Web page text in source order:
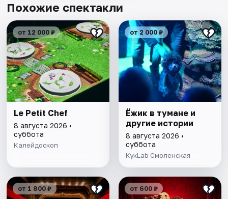
Похожие спектакли
от 12 000 ₽
Le Petit Chef
8 августа 2026 •
суббота
Калейдоскоп
от 2 000 ₽
Ёжик в тумане и
другие истории
8 августа 2026 •
суббота
КукLab Смоленская
от 1 800 ₽ от 600 ₽